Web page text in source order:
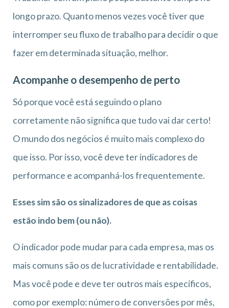
longo prazo. Quanto menos vezes você tiver que
interromper seu fluxo de trabalho para decidir o que
fazer em determinada situação, melhor.
Acompanhe o desempenho de perto
Só porque você está seguindo o plano
corretamente não significa que tudo vai dar certo!
O mundo dos negócios é muito mais complexo do
que isso. Por isso, você deve ter indicadores de
performance e acompanhá-los frequentemente.
Esses sim são os sinalizadores de que as coisas
estão indo bem (ou não).
O indicador pode mudar para cada empresa, mas os
mais comuns são os de lucratividade e rentabilidade.
Mas você pode e deve ter outros mais específicos,
como por exemplo: número de conversões por mês,